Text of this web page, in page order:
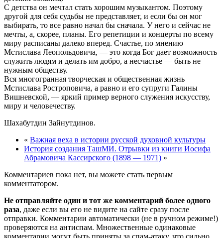
С детства он мечтал стать хорошим музыкантом. Поэтому
другой для себя судьбы не представляет, и если бы он мог
выбирать, то все равно начал бы сначала. У него и сейчас не
мечты, а, скорее, планы. Его репетиции и концерты по всему
миру расписаны далеко вперед. Счастье, по мнению
Мстислава Леопольдовича, — это когда Бог дает возможность
служить людям и делать им добро, а несчастье — быть не
нужным обществу.
Вся многогранная творческая и общественная жизнь
Мстислава Ростроповича, а равно и его супруги Галины
Вишневской, — яркий пример верного служения искусству,
миру и человечеству.
Шахабутдин Зайнутдинов.
« Важная веха в истории русской духовной культуры
История создания ТашМИ. Отрывки из книги Иосифа
Абрамовича Кассирского (1898 — 1971) »
Комментариев пока нет, вы можете стать первым
комментатором.
Не отправляйте один и тот же комментарий более одного
раза, даже если вы его не видите на сайте сразу после
отправки. Комментарии автоматически (не в ручном режиме!)
проверяются на антиспам. Множественные одинаковые